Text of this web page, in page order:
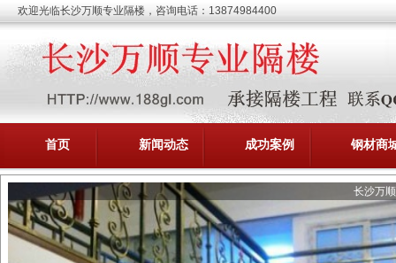
欢迎光临长沙万顺专业隔楼，咨询电话：13874984400
首页 新闻动态 成功案例 钢材商
长沙万
承接隔楼工程